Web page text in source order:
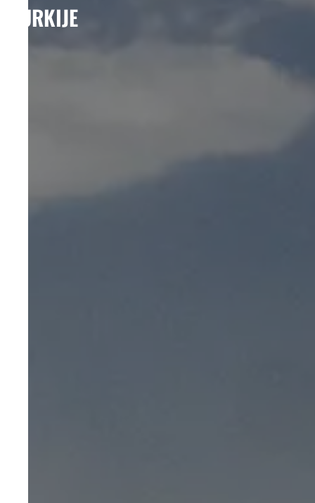
TURKIJE